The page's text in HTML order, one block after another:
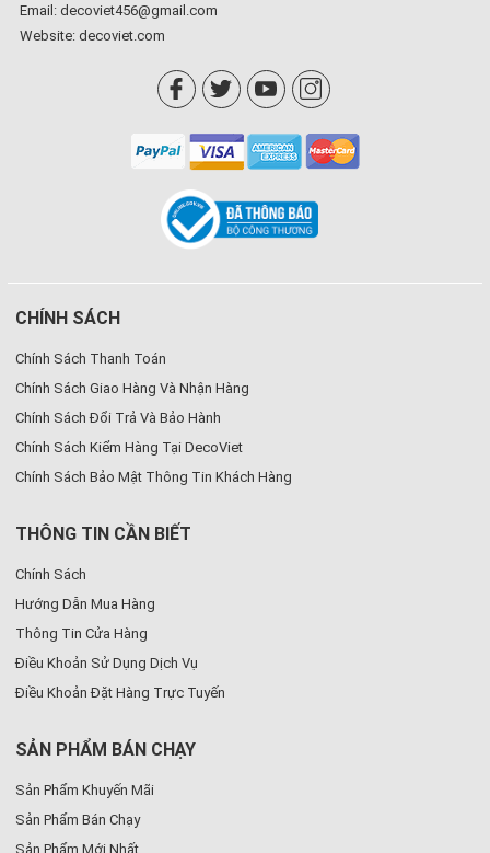
Email: decoviet456@gmail.com
Website: decoviet.com
CHÍNH SÁCH
Chính Sách Thanh Toán
Chính Sách Giao Hàng Và Nhận Hàng
Chính Sách Đổi Trả Và Bảo Hành
Chính Sách Kiểm Hàng Tại DecoViet
Chính Sách Bảo Mật Thông Tin Khách Hàng
THÔNG TIN CẦN BIẾT
Chính Sách
Hướng Dẫn Mua Hàng
Thông Tin Cửa Hàng
Điều Khoản Sử Dụng Dịch Vụ
Điều Khoản Đặt Hàng Trực Tuyến
SẢN PHẨM BÁN CHẠY
Sản Phẩm Khuyến Mãi
Sản Phẩm Bán Chạy
Sản Phẩm Mới Nhất